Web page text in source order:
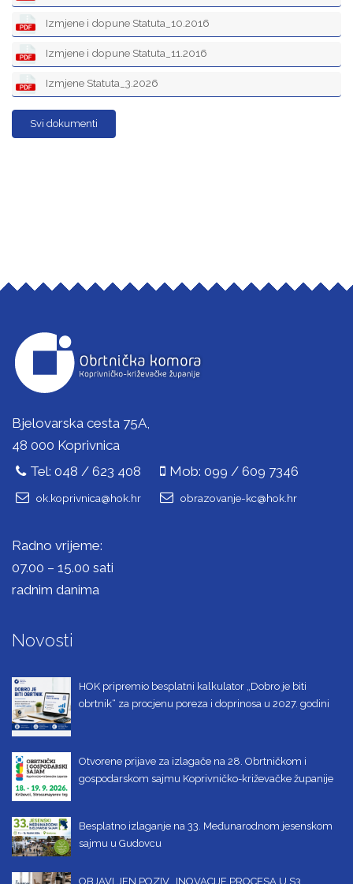
Izmjene i dopune Statuta_10.2016
Izmjene i dopune Statuta_11.2016
Izmjene Statuta_3.2026
Svi dokumenti
Bjelovarska cesta 75A,
48 000 Koprivnica
Tel: 048 / 623 408
Mob: 099 / 609 7346
ok.koprivnica@hok.hr obrazovanje-kc@hok.hr
Radno vrijeme:
07.00 – 15.00 sati
radnim danima
Novosti
HOK pripremio besplatni kalkulator „Dobro je biti
obrtnik“ za procjenu poreza i doprinosa u 2027. godini
Otvorene prijave za izlagače na 28. Obrtničkom i
gospodarskom sajmu Koprivničko-križevačke županije
Besplatno izlaganje na 33. Međunarodnom jesenskom
sajmu u Gudovcu
OBJAVLJEN POZIV „INOVACIJE PROCESA U S3